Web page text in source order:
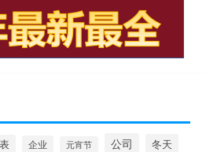
企业 元宵节 公司 冬天